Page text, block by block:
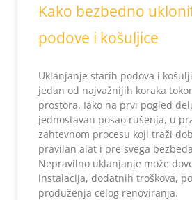
Kako bezbedno
podove i košuljice
Uklanjanje starih podova i
jedan od najvažnijih koraka
prostora. Iako na prvi pogled
jednostavan posao rušenja, u
zahtevnom procesu koji traži
pravilan alat i pre svega
Nepravilno uklanjanje može
instalacija, dodatnih troškova,
produženja celog renoviranja.